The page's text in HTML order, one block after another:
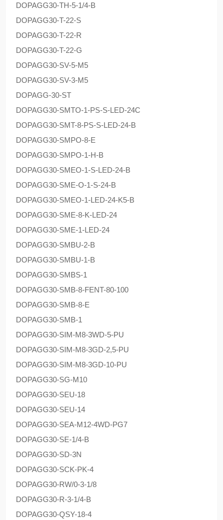
DOPAGG30-TH-5-1/4-B
DOPAGG30-T-22-S
DOPAGG30-T-22-R
DOPAGG30-T-22-G
DOPAGG30-SV-5-M5
DOPAGG30-SV-3-M5
DOPAGG-30-ST
DOPAGG30-SMTO-1-PS-S-LED-24C
DOPAGG30-SMT-8-PS-S-LED-24-B
DOPAGG30-SMPO-8-E
DOPAGG30-SMPO-1-H-B
DOPAGG30-SMEO-1-S-LED-24-B
DOPAGG30-SME-O-1-S-24-B
DOPAGG30-SMEO-1-LED-24-K5-B
DOPAGG30-SME-8-K-LED-24
DOPAGG30-SME-1-LED-24
DOPAGG30-SMBU-2-B
DOPAGG30-SMBU-1-B
DOPAGG30-SMBS-1
DOPAGG30-SMB-8-FENT-80-100
DOPAGG30-SMB-8-E
DOPAGG30-SMB-1
DOPAGG30-SIM-M8-3WD-5-PU
DOPAGG30-SIM-M8-3GD-2,5-PU
DOPAGG30-SIM-M8-3GD-10-PU
DOPAGG30-SG-M10
DOPAGG30-SEU-18
DOPAGG30-SEU-14
DOPAGG30-SEA-M12-4WD-PG7
DOPAGG30-SE-1/4-B
DOPAGG30-SD-3N
DOPAGG30-SCK-PK-4
DOPAGG30-RW/0-3-1/8
DOPAGG30-R-3-1/4-B
DOPAGG30-QSY-18-4